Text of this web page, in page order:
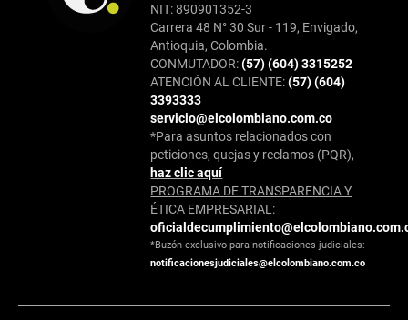
NIT: 890901352-3
Carrera 48 N° 30 Sur - 119, Envigado,
Antioquia, Colombia.
CONMUTADOR:(57) (604) 3315252
ATENCIÓN AL CLIENTE:(57) (604)
3393333
servicio@elcolombiano.com.co
*Para asuntos relacionados con
peticiones, quejas y reclamos (PQR),
haz clic aquí
PROGRAMA DE TRANSPARENCIA Y
ÉTICA EMPRESARIAL:
*Buzón exclusivo para notificaciones judiciales:
notificacionesjudiciales@elcolombiano.com.co